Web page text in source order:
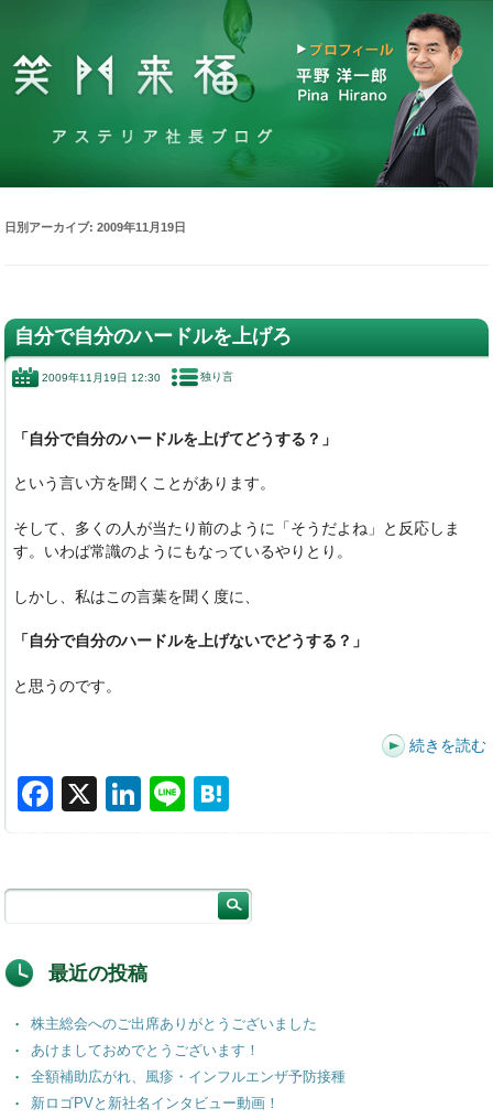
日別アーカイブ:2009年11月19日
自分で自分のハードルを上げろ
2009年11月19日 12:30 独り言
「自分で自分のハードルを上げてどうする？」
という言い方を聞くことがあります。
そして、多くの人が当たり前のように「そうだよね」と反応しま
す。いわば常識のようにもなっているやりとり。
しかし、私はこの言葉を聞く度に、
「自分で自分のハードルを上げないでどうする？」
と思うのです。
続きを読む
F
e
o
k
X
Li
e
n
Li
n
最近の投稿
株主総会へのご出席ありがとうございました
あけましておめでとうございます！
全額補助広がれ、風疹・インフルエンザ予防接種
新ロゴPVと新社名インタビュー動画！